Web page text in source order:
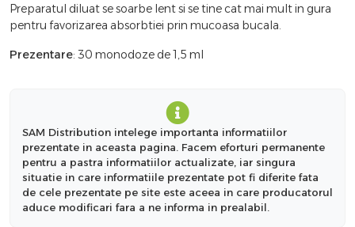
Preparatul diluat se soarbe lent si se tine cat mai mult in gura
pentru favorizarea absorbtiei prin mucoasa bucala.
Prezentare: 30 monodoze de 1,5 ml
SAM Distribution intelege importanta informatiilor
prezentate in aceasta pagina. Facem eforturi permanente
pentru a pastra informatiilor actualizate, iar singura
situatie in care informatiile prezentate pot fi diferite fata
de cele prezentate pe site este aceea in care producatorul
aduce modificari fara a ne informa in prealabil.